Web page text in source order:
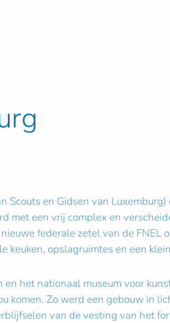
Scouts en Gidsen van
met een vrij complex en
federale zetel van de
keuken, opslagruimtes en een
het nationaal museum voor
komen. Zo werd een gebouw in
van de vesting van het